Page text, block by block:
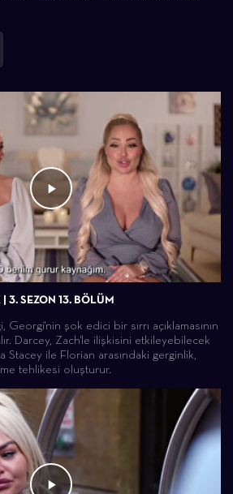
3. SEZON 13. BÖLÜM
şok edici bir sırrı açıklamasının
Darcey, Zach'le ilişkisini etkileyebilecek
Stacey ile Florian arasındaki gerginlik,
tehlikesi oluşturur.